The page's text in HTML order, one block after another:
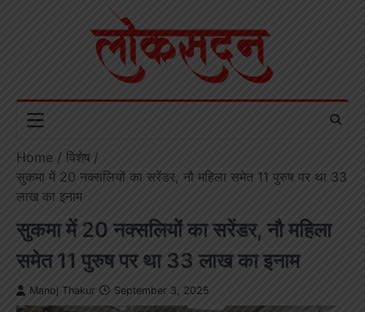
Home
विशेष
सुकमा में 20 नक्सलियों का सरेंडर, नौ महिला समेत 11 पुरुष पर था 33
लाख का इनाम
सुकमा में 20 नक्सलियों का सरेंडर, नौ महिला
समेत 11 पुरुष पर था 33 लाख का इनाम
Manoj Thakur September 3, 2025